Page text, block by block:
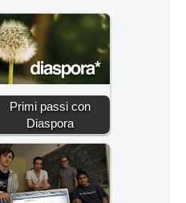
Primi passi con
Diaspora